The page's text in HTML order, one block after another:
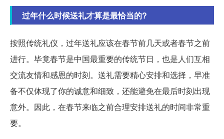
过年什么时候送礼才算是最恰当的?
按照传统礼仪，过年送礼应该在春节前几天或者春节之前
进行。毕竟春节是中国最重要的传统节日，也是人们互相
交流友情和感恩的时刻。送礼需要精心安排和选择，早准
备不仅体现了你的诚意和细致，还能避免在最后时刻出现
意外。因此，在春节来临之前合理安排送礼的时间非常重
要。